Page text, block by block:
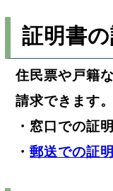
証明書
住民票や戸籍
請求できます。
・窓口での証
・郵送での証